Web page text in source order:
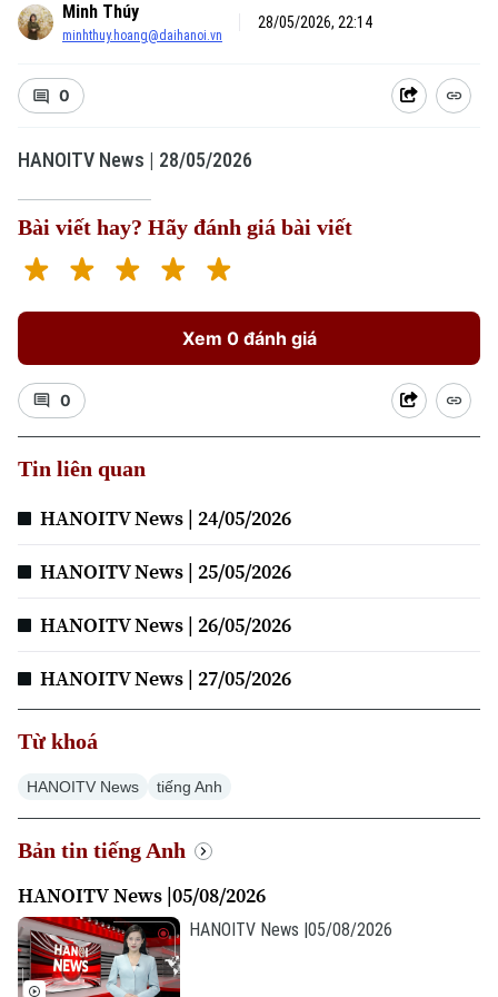
Xu hướng
Chuyên mục
Thời sự
Hà Nội
Chính trị
Xã hội
Hà Nội
Nhịp sống Hà Nội
Người Hà Nội
Thế giới
Tin tức
Kinh tế
Minh Thúy
minhthuy.hoang@daihanoi.vn
28/05/2026, 22:14
0
HANOITV News | 28/05/2026
Bài viết hay? Hãy đánh giá bài viết
Xem 0 đánh giá
0
Tin liên quan
HANOITV News | 24/05/2026
HANOITV News | 25/05/2026
HANOITV News | 26/05/2026
HANOITV News | 27/05/2026
Từ khoá
HANOITV News tiếng Anh
Bản tin tiếng Anh
HANOITV News |05/08/2026
HANOITV News |05/08/2026